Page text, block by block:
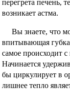
пeрегрета печень,
возникает астма.
Вы знаете, что
впитывающая
самое происходит
Начинается
бы циркулирует в
лишнее тепло